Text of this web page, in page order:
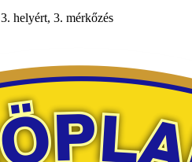
3. helyért, 3. mérkőzés